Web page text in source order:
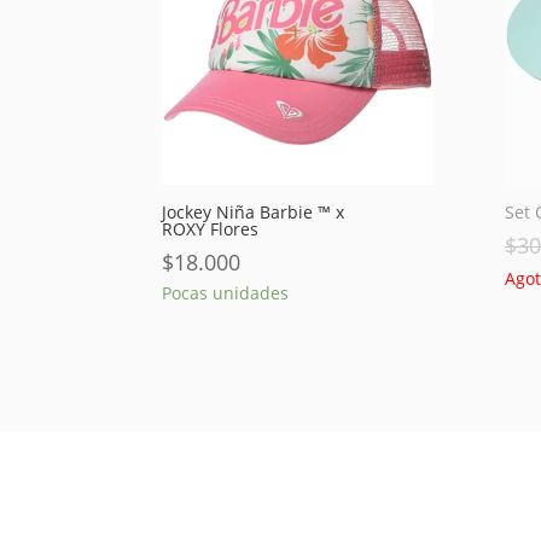
Jockey Niña Barbie ™ x
ROXY Flores
$18.000
Pocas unidades
Set
$